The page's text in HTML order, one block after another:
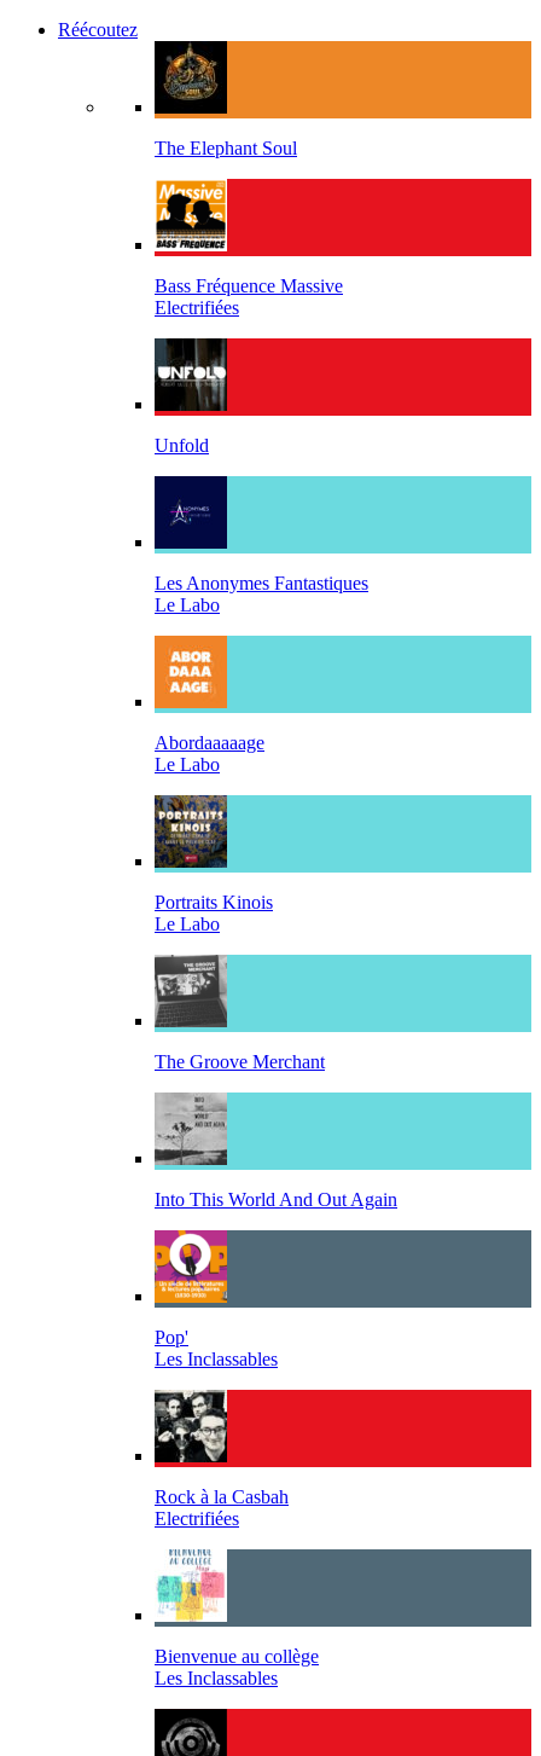
Réécoutez
The Elephant Soul
Bass Fréquence Massive
Electrifiées
Unfold
Les Anonymes Fantastiques
Le Labo
Abordaaaaage
Le Labo
Portraits Kinois
Le Labo
The Groove Merchant
Into This World And Out Again
Pop'
Les Inclassables
Rock à la Casbah
Electrifiées
Bienvenue au collège
Les Inclassables